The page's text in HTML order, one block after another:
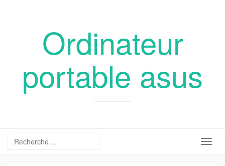
Ordinateur
portable asus